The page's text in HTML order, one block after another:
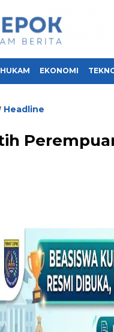
EKONOMI
Headline